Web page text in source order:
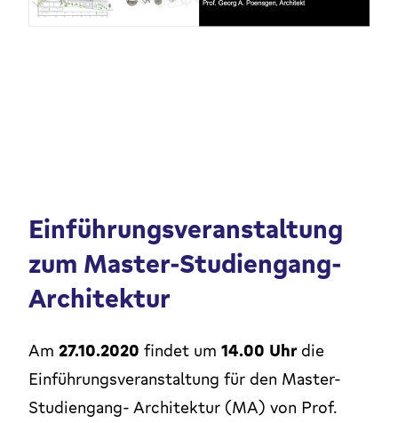
Einführungsveranstaltung
zum Master-Studiengang-
Architektur
Am 27.10.2020 findet um 14.00 Uhrdie
Einführungsveranstaltung für den Master-
Studiengang- Architektur (MA) von Prof.